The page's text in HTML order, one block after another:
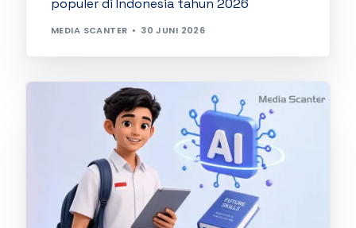
MEDIA SCANTER 30 JUNI 2026